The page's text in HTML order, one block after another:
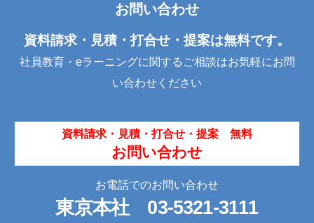
お問い合わせ
資料請求・見積・打合せ・提案は無料です。
社員教育・eラーニングに関するご相談はお気軽にお問
い合わせください
資料請求・見積・打合せ・提案 無料
お問い合わせ
お電話でのお問い合わせ
東京本社 03-5321-3111